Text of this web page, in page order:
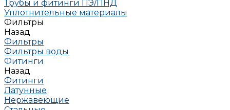
Трубы и фитинги ПЭ/ПНД
Уплотнительные материалы
Фильтры
Назад
Фильтры
Фильтры воды
Фитинги
Назад
Фитинги
Латунные
Нержавеющие